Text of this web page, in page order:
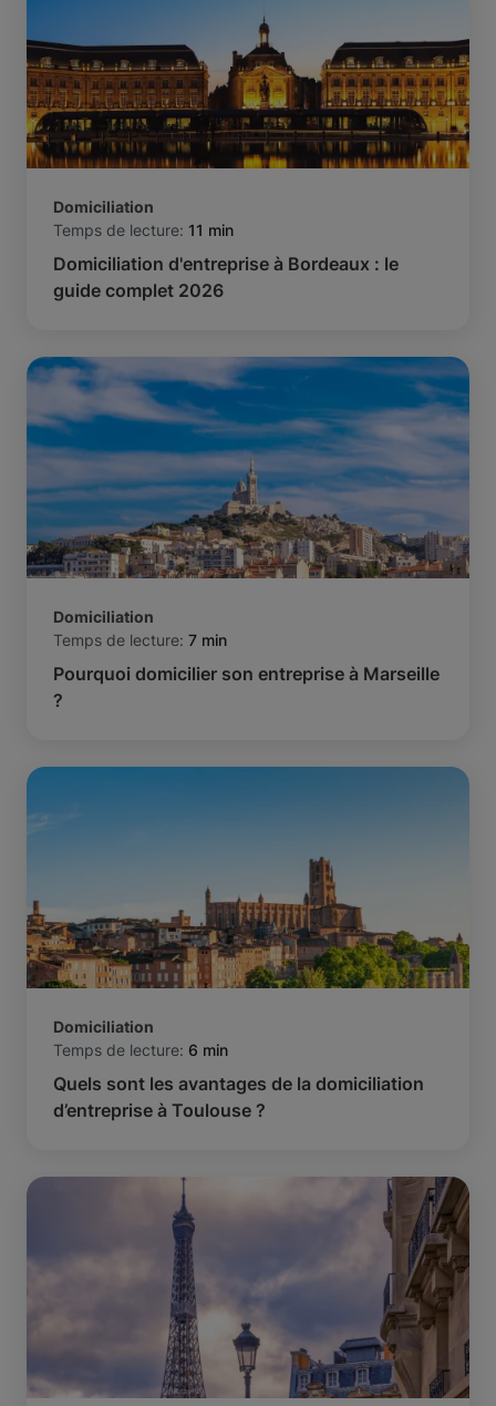
Domiciliation
Temps de lecture: 11 min
Domiciliation d'entreprise à Bordeaux : le
guide complet 2026
Domiciliation
Temps de lecture: 7 min
Pourquoi domicilier son entreprise à Marseille
?
Domiciliation
Temps de lecture: 6 min
Quels sont les avantages de la domiciliation
d’entreprise à Toulouse ?